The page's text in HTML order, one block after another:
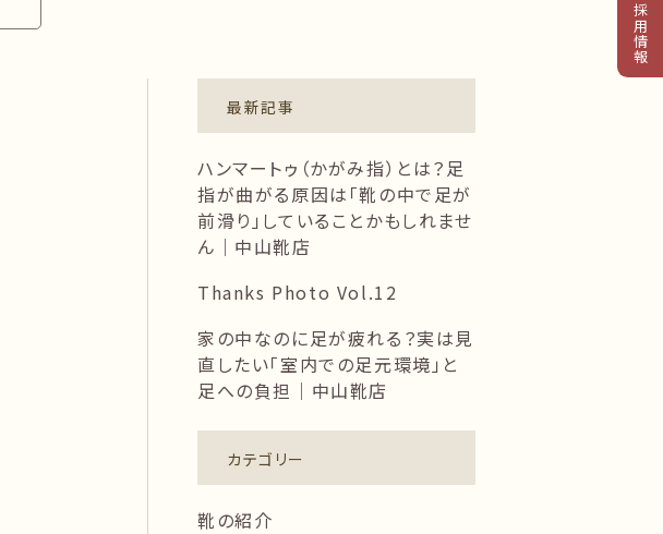
採用情報
最新記事
ハンマートゥ（かがみ指）とは？足
指が曲がる原因は「靴の中で足が
前滑り」していることかもしれませ
ん｜中山靴店
Thanks Photo Vol.12
家の中なのに足が疲れる？実は見
直したい「室内での足元環境」と
足への負担｜中山靴店
カテゴリー
靴の紹介